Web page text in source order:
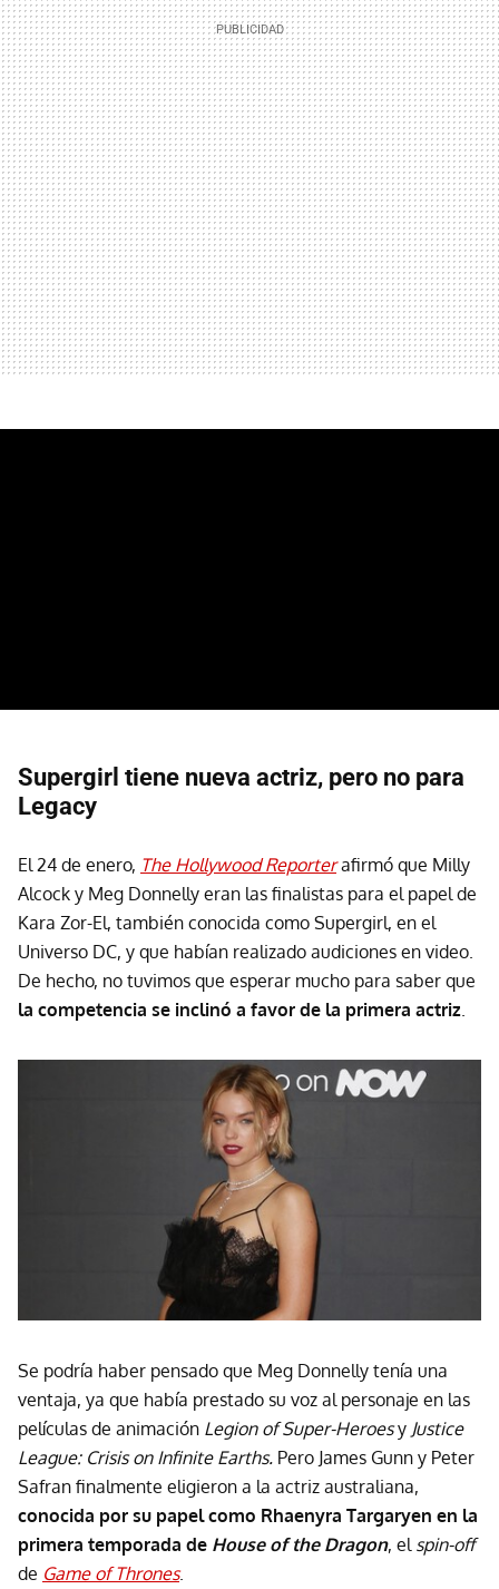
Supergirl tiene nueva actriz, pero no para
Legacy
El 24 de enero, The Hollywood Reporterafirmó que Milly
Alcock y Meg Donnelly eran las finalistas para el papel de
Kara Zor-El, también conocida como Supergirl, en el
Universo DC, y que habían realizado audiciones en video.
De hecho, no tuvimos que esperar mucho para saber que
la competencia se inclinó a favor de la primera actriz.
Se podría haber pensado que Meg Donnelly tenía una
ventaja, ya que había prestado su voz al personaje en las
películas de animación Legion of Super-Heroesy Justice
League: Crisis on Infinite Earths. Pero James Gunn y Peter
Safran finalmente eligieron a la actriz australiana,
conocida por su papel como Rhaenyra Targaryen en la
primera temporada de House of the Dragon, el spin-off
de Game of Thrones.